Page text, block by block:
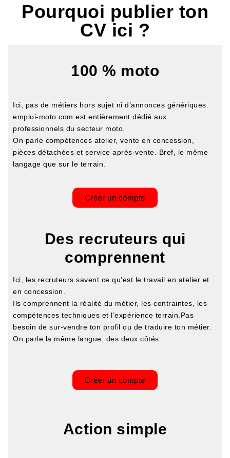
Pourquoi publier ton
CV ici ?
100 % moto
Ici, pas de métiers hors sujet ni d’annonces génériques.
emploi-moto.com est entièrement dédié aux
professionnels du secteur moto.
On parle compétences atelier, vente en concession,
pièces détachées et service après-vente. Bref, le même
langage que sur le terrain.
Créer un compte
Des recruteurs qui
comprennent
Ici, les recruteurs savent ce qu’est le travail en atelier et
en concession.
Ils comprennent la réalité du métier, les contraintes, les
compétences techniques et l’expérience terrain. Pas
besoin de sur-vendre ton profil ou de traduire ton métier.
On parle la même langue, des deux côtés.
Créer un compte
Action simple